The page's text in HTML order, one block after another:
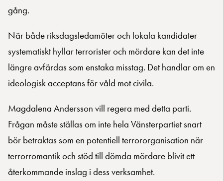
gång.
När både riksdagsledamöter och lokala kandidater
systematiskt hyllar terrorister och mördare kan det inte
längre avfärdas som enstaka misstag. Det handlar om en
ideologisk acceptans för våld mot civila.
Magdalena Andersson vill regera med detta parti.
Frågan måste ställas om inte hela Vänsterpartiet snart
bör betraktas som en potentiell terrororganisation när
terrorromantik och stöd till dömda mördare blivit ett
återkommande inslag i dess verksamhet.